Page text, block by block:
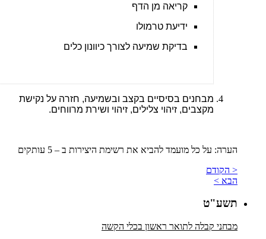
קריאה מן הדף
ידיעת טרמולו
בדיקת שמיעה לצורך כיוונון כלים
מבחנים בסיסיים בקצב ובשמיעה, חזרה על נקישת
מקצבים, זיהוי צלילים, זיהוי ושירת מרווחים.
הערה: על כל מועמד להביא את רשימת היצירות ב – 5 עותקים
< הקודם
הבא >
תשע"ט
מבחני קבלה לתואר ראשון בכלי הקשה